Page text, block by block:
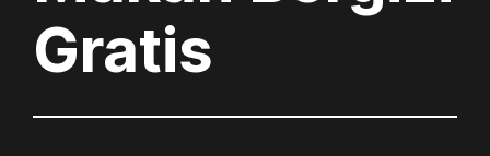
Gratis